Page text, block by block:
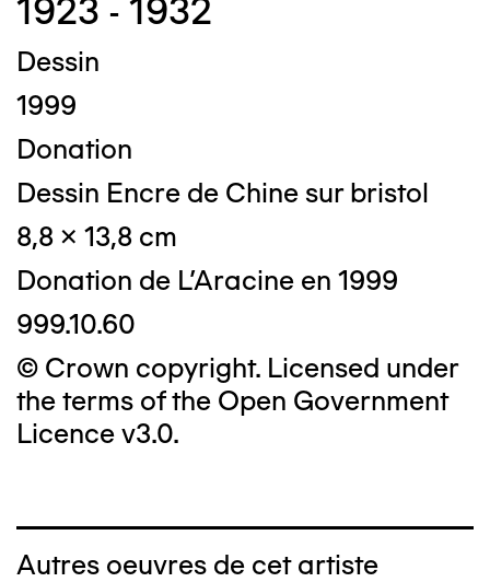
1923 - 1932
Dessin
1999
Donation
Dessin Encre de Chine sur bristol
8,8 x 13,8 cm
Donation de L'Aracine en 1999
999.10.60
© Crown copyright. Licensed under
the terms of the Open Government
Licence v3.0.
Autres oeuvres de cet artiste